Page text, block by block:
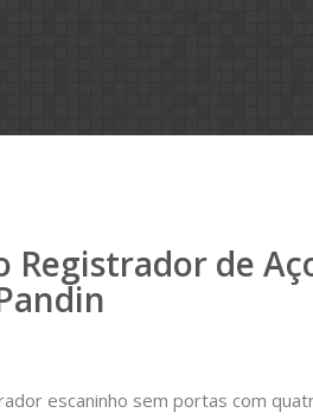
Registrador de
escaninho sem portas com